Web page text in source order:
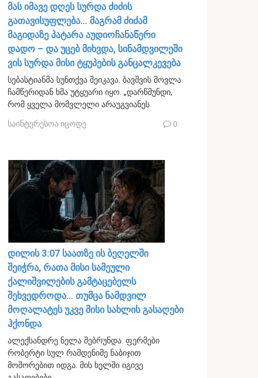
მას იმავე დღეს სურდა ძიძის
გათავისუფლება… მაგრამ ძიძამ
მაგიდაზე პატარა აუდიოჩანაწერი
დადო – და უცებ მიხვდა, სინამდვილეში
ვის სურდა მისი ტყუპების განცალკევება
სებასტიანმა სუნთქვა შეიკავა. ბავშვის მოვლა
ჩამწერიდან ხმა უტყუარი იყო. „დარწმუნდი,
რომ ყველა მომვლელი არაუგვიანეს
საინტერესოა იცოდე 0
დილის 3:07 საათზე ის ბეღელში
შეიჭრა, რათა მისი სამეული
ქალიშვილების გამტაცებელს
შეხვედროდა… თუმცა ნამდვილ
მოღალატეს უკვე მისი სახლის გასაღები
ჰქონდა
ალექსანდრე ნელა შებრუნდა. ფერმები
რობერტი სულ რამდენიმე ნაბიჯით
მოშორებით იდგა. მის ხელში იგივე